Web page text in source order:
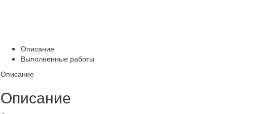
Описание
Выполненные работы
Описание
Описание